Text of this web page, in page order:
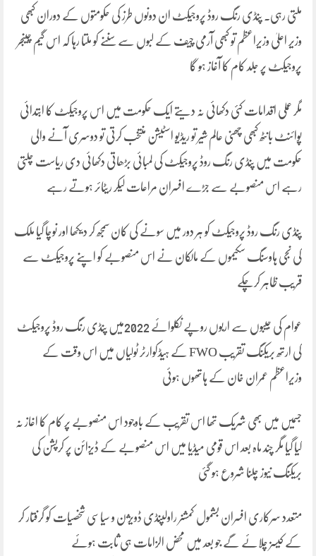
ملتی رہی۔ پنڈی رنگ روڈ پروجیکٹ ان دونوں طرز کی حکومتوں کے دوران کبھی
وزیر اعلیٰ وزیراعظم تو کبھی آرمی چیف کے لبوں سے سننے کو ملتا رہا کہ اس گیم چینجر
پروجیکٹ پر جلد کام کا آغاز ہو گا
مگر عملی اقدامات کئی دکھائی نہ دیتے ایک حکومت میں اس پروجیکٹ کا ابتدائی
پوائنٹ بانٹھ کبھی چھنی عالم شیر تو ریڈیو اسٹیشن منتخب کرتی تو دوسری آنے والی
حکومت میں پنڈی رنگ روڈ پروجیکٹ کی لمبائی بڑھاتی دکھائی دی ریاست چلتی
رہے اس منصوبے سے جڑے افسران مراعات لیکر ریٹائر ہوتے رہے
پنڈی رنگ روڈ پروجیکٹ کو ہر دور میں سونے کی کان سمجھ کر دیکھا اور نوچا گیا ملک
کی نجی ہاوسنگ سکیموں کے مالکان نے اس منصوبے کو اپنے پروجیکٹ سے
قریب ظاہر کرچکے
عوام کی جیبوں سے اربوں روپے نکلوائے 2022میں پنڈی رنگ روڈ پروجیکٹ
کی ارتھ بریکنگ تقریب FWO کے ہیڈکوارٹر ٹولیاں میں اس وقت کے
وزیراعظم عمران خان کے ہاتھوں ہوئی
جسمیں میں بھی شریک تھا اس تقریب کے باوجود اس منصوبے پر کام کا اغاز نہ
کیا گیا مگر چند ماہ بعد اس قومی میڈیا میں اس منصوبے کے ڈیزائن پر کرپشن کی
بریکنگ نیوز چلنا شروع ہو گئی
متعدد سرکاری افسران بشمول کمشنر راولپنڈی ڈویژن و سیاسی شخصیات کو گرفتار کر
کے کیسز چلائے گے جو بعد میں محض الزامات ہی ثابت ہوئے